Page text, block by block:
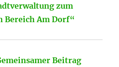
zum
Bereich Am Dorf“
Beitrag